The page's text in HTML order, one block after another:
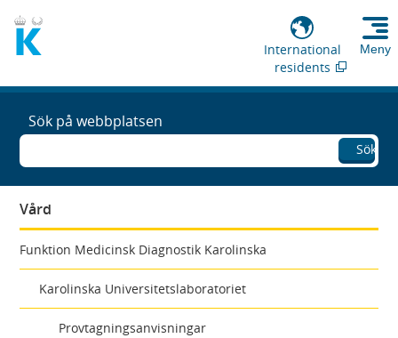
International
residents
Meny
Sök på webbplatsen
Sök
Vård
Funktion Medicinsk Diagnostik Karolinska
Karolinska Universitetslaboratoriet
Provtagningsanvisningar